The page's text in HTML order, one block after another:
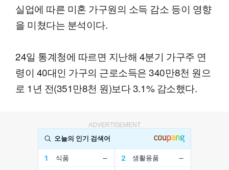
실업에 따른 미혼 가구원의 소득 감소 등이 영향
을 미쳤다는 분석이다.
24일 통계청에 따르면 지난해 4분기 가구주 연
령이 40대인 가구의 근로소득은 340만8천 원으
로 1년 전(351만8천 원)보다 3.1% 감소했다.
ADVERTISEMENT